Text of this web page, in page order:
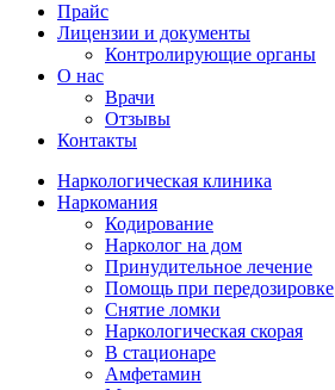
Прайс
Лицензии и документы
Контролирующие органы
О нас
Врачи
Отзывы
Контакты
Наркологическая клиника
Наркомания
Кодирование
Нарколог на дом
Принудительное лечение
Помощь при передозировке
Снятие ломки
Наркологическая скорая
В стационаре
Амфетамин